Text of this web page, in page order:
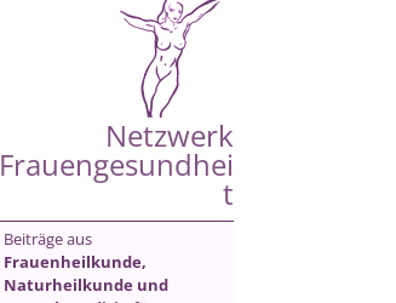
Netzwerk
Frauengesundhei
t
Beiträge aus
Frauenheilkunde,
Naturheilkunde und